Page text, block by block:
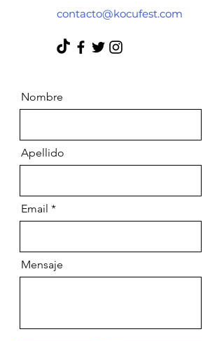
contacto@kocufest.com
Nombre
Apellido
Email
Mensaje